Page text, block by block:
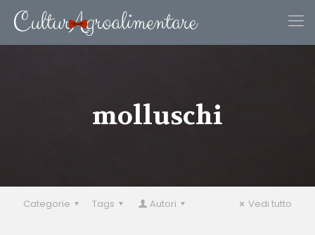
molluschi
Categorie Tags Autori Vedi tutto